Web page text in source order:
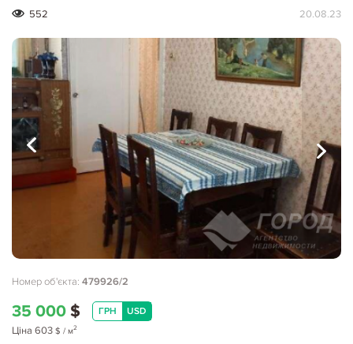
552 20.08.23
Номер об'єкта: 479926/2
35 000 $ ГРН USD
Ціна 603 $ / м2